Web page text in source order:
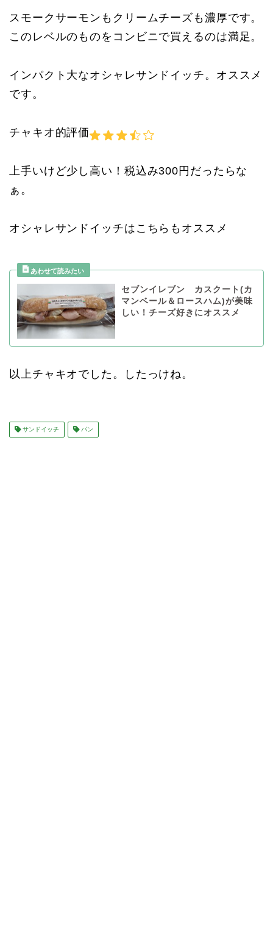
スモークサーモンもクリームチーズも濃厚です。
このレベルのものをコンビニで買えるのは満足。
インパクト大なオシャレサンドイッチ。オススメ
です。
チャキオ的評価
上手いけど少し高い！税込み300円だったらな
ぁ。
オシャレサンドイッチはこちらもオススメ
セブンイレブン カスクート(カ
マンベール＆ロースハム)が美味
しい！チーズ好きにオススメ
以上チャキオでした。したっけね。
サンドイッチ パン